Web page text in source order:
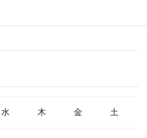
水 木 金 土